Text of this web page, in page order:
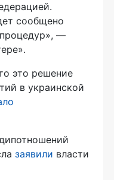
сообщено
—
это решение
в украинской
заявили власти